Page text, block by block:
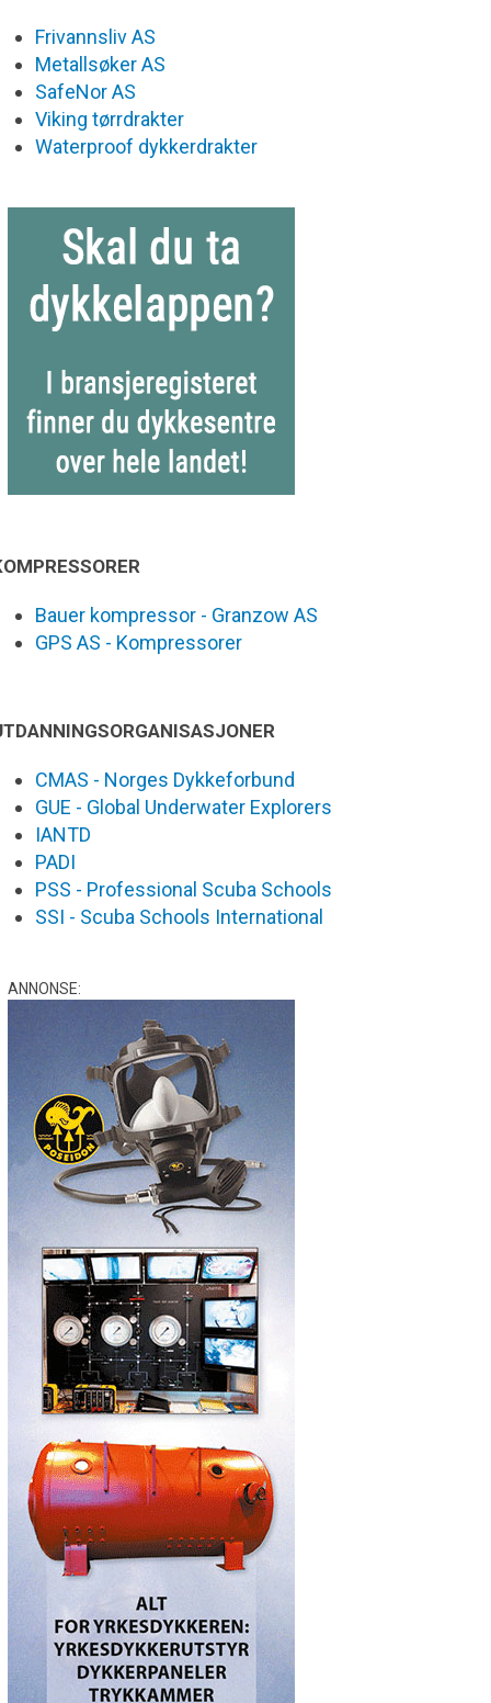
Frivannsliv AS
Metallsøker AS
SafeNor AS
Viking tørrdrakter
Waterproof dykkerdrakter
Bauer kompressor - Granzow AS
GPS AS - Kompressorer
CMAS - Norges Dykkeforbund
GUE - Global Underwater Explorers
IANTD
PADI
PSS - Professional Scuba Schools
SSI - Scuba Schools International
ANNONSE: